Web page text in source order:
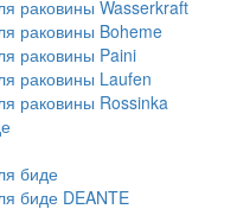
раковины Wasserkraft
раковины Boheme
раковины Paini
раковины Laufen
раковины Rossinka
биде
биде DEANTE